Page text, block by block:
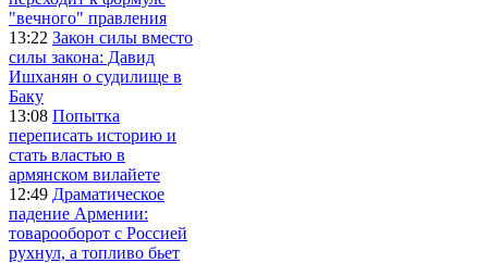
"вечного" правления
13:22 Закон силы вместо
силы закона: Давид
Ишханян о судилище в
Баку
13:08 Попытка
переписать историю и
стать властью в
армянском вилайете
12:49 Драматическое
падение Армении:
товарооборот с Россией
рухнул, а топливо бьет